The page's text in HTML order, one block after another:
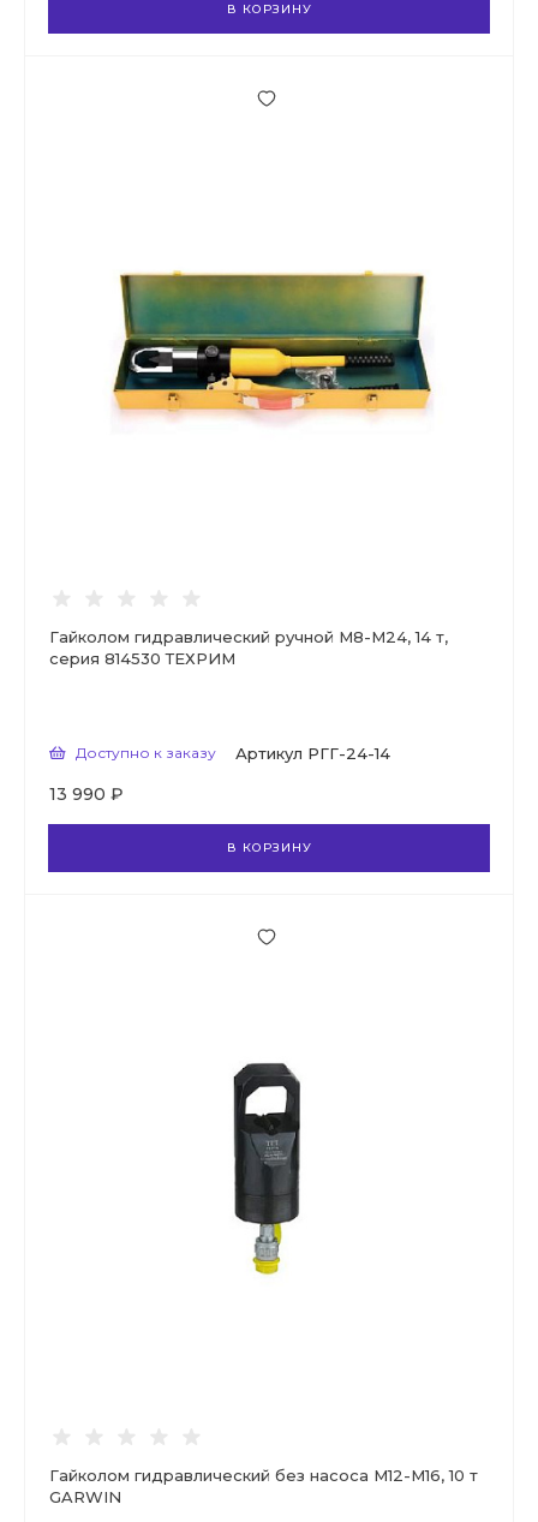
В КОРЗИНУ
Гайколом гидравлический ручной М8-М24, 14 т,
серия 814530 ТЕХРИМ
Доступно к заказу Артикул РГГ-24-14
13 990 ₽
В КОРЗИНУ
Гайколом гидравлический без насоса М12-М16, 10 т
GARWIN